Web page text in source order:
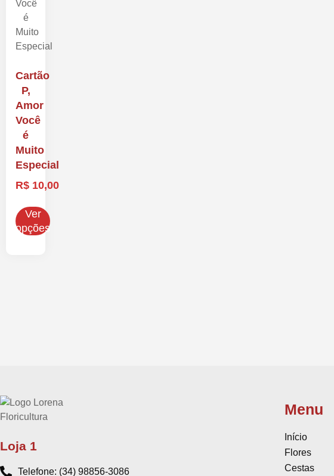
Cartão
P,
Amor
Você
é
Muito
Especial
R$ 10,00
Ver
opções
Loja 1
Telefone: (34) 98856-3086
Menu
Início
Flores
Cestas